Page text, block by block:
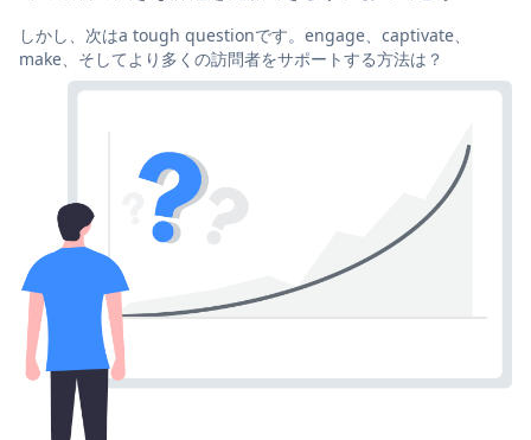
しかし、次はa tough questionです。engage、captivate、
make、そしてより多くの訪問者をサポートする方法は？